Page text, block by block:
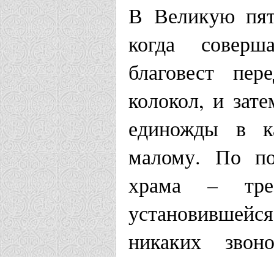
В Великую
когда
благовест
колокол, и
единожды в
малому. По
храма –
никаких